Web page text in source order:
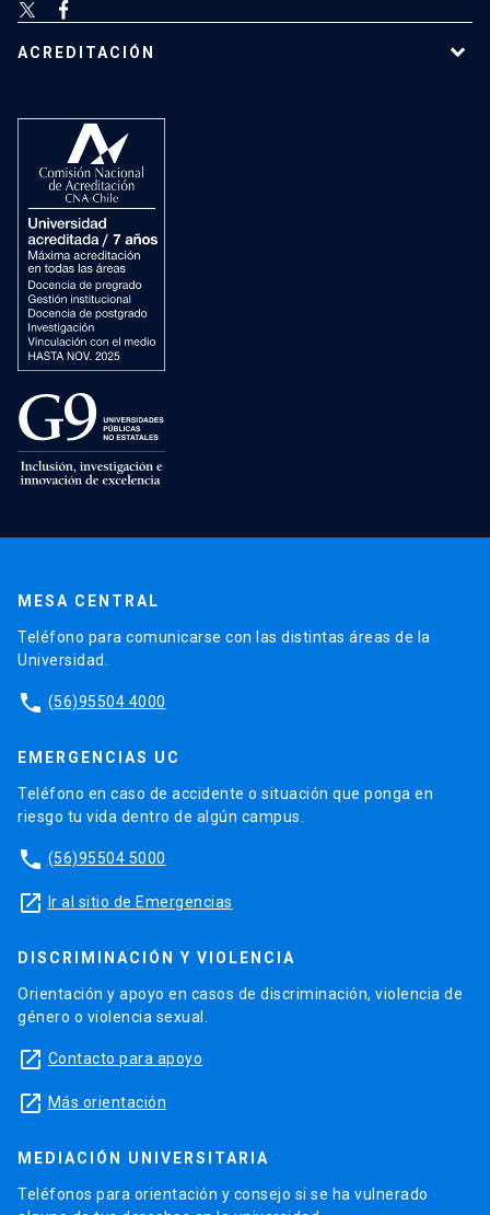
ACREDITACIÓN
MESA CENTRAL
Teléfono para comunicarse con las distintas áreas de la
Universidad.
phone (56)95504 4000
EMERGENCIAS UC
Teléfono en caso de accidente o situación que ponga en
riesgo tu vida dentro de algún campus.
phone (56)95504 5000
launch Ir al sitio de Emergencias
DISCRIMINACIÓN Y VIOLENCIA
Orientación y apoyo en casos de discriminación, violencia de
género o violencia sexual.
launch Contacto para apoyo
launch Más orientación
MEDIACIÓN UNIVERSITARIA
Teléfonos para orientación y consejo si se ha vulnerado